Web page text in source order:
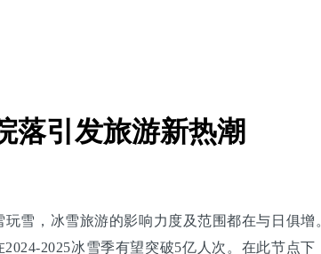
落引发旅游新热潮
雪，冰雪旅游的影响力度及范围都在与日俱
2025冰雪季有望突破5亿人次。在此节点